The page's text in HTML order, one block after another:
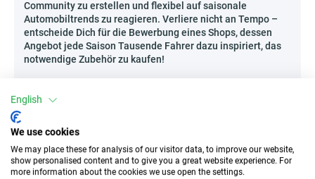
Community zu erstellen und flexibel auf saisonale
Automobiltrends zu reagieren. Verliere nicht an Tempo –
entscheide Dich für die Bewerbung eines Shops, dessen
Angebot jede Saison Tausende Fahrer dazu inspiriert, das
notwendige Zubehör zu kaufen!
Der Markt für Autozubehör wächst dynamisch und immer
der ideale Moment, um dynamische Produkte aus Motolak -
PL in Dein Empfehlungsangebot aufzunehmen. Besonders
geeignet sind hier Expertenrezensionen von
Automobilprodukten auf Blogs sowie ergänzende
English
We use cookies
We may place these for analysis of our visitor data, to improve our website,
show personalised content and to give you a great website experience. For
more information about the cookies we use open the settings.